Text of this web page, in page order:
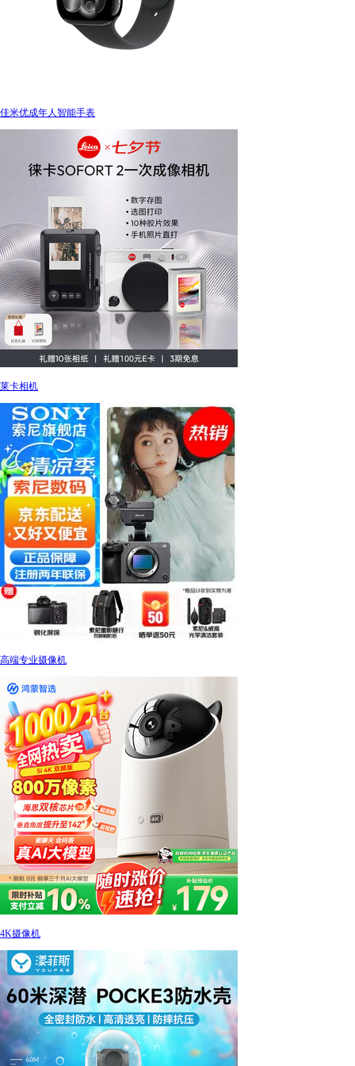
佳米优成年人智能手表
莱卡相机
高端专业摄像机
4K摄像机